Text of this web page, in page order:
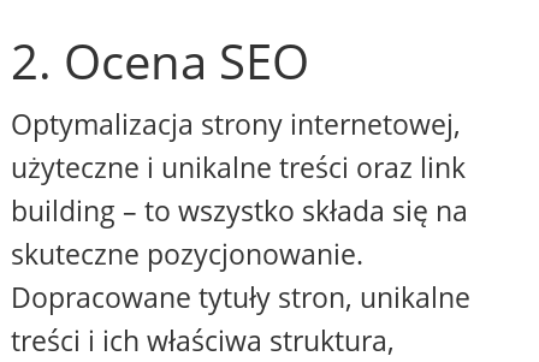
2. Ocena SEO
Optymalizacja strony internetowej,
użyteczne i unikalne treści oraz link
building – to wszystko składa się na
skuteczne pozycjonowanie.
Dopracowane tytuły stron, unikalne
treści i ich właściwa struktura,